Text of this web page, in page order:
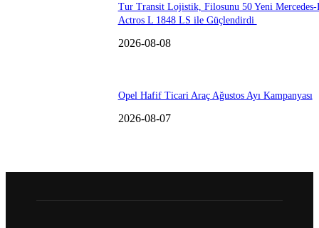
Tur Transit Lojistik, Filosunu 50 Yeni Mercedes-
Actros L 1848 LS ile Güçlendirdi
2026-08-08
Opel Hafif Ticari Araç Ağustos Ayı Kampanyası
2026-08-07